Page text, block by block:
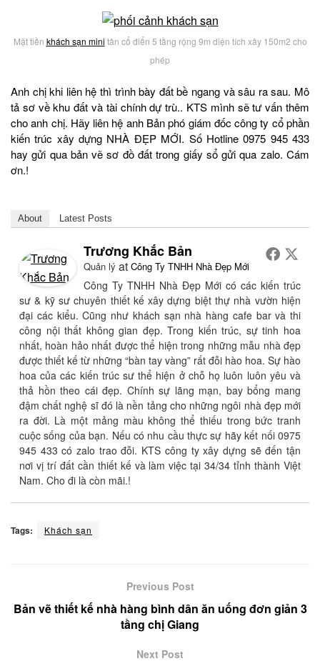
Mặt tiền khách sạn mini tân cổ điển 5 tầng rộng 9m diện tích xây 150m2 cho
phép
Anh chị khi liên hệ thì trình bày đất bề ngang và sâu ra sau. Mô
tả sơ về khu đất và tài chính dự trù.. KTS mình sẽ tư vấn thêm
cho anh chị. Hãy liên hệ anh Bản phó giám đốc công ty cổ phần
kiến trúc xây dựng NHÀ ĐẸP MỚI. Số Hotline 0975 945 433
hay gửi qua bản vẽ sơ đồ đất trong giấy sổ gửi qua zalo. Cám
ơn.!
About Latest Posts
Trương Khắc Bản
Quản lý at Công Ty TNHH Nhà Đẹp Mới
Công Ty TNHH Nhà Đẹp Mới có các kiến trúc
sư & kỹ sư chuyên thiết kế xây dựng biệt thự nhà vườn hiện
đại các kiểu. Cũng như khách sạn nhà hàng cafe bar và thi
công nội thất không gian đẹp. Trong kiến trúc, sự tinh hoa
nhất, hoàn hảo nhất được thể hiện trong những mẫu nhà đẹp
được thiết kế từ những “bàn tay vàng” rất đỗi hào hoa. Sự hào
hoa của các kiến trúc sư thể hiện ở chỗ họ luôn luôn yêu và
thả hồn theo cái đẹp. Chính sự lãng mạn, bay bổng mang
đậm chất nghệ sĩ đó là nền tảng cho những ngôi nhà đẹp mới
ra đời. Là một mảng màu không thể thiếu trong bức tranh
cuộc sống của bạn. Nếu có nhu cầu thực sự hãy kết nối 0975
945 433 có zalo trao đỗi. KTS công ty xây dựng sẽ đến tận
nơi vị trí đất cần thiết kế và làm việc tại 34/34 tỉnh thành Việt
Nam. Cho đi là còn mãi.!
Tags: Khách sạn
Previous Post
Bản vẽ thiết kế nhà hàng bình dân ăn uống đơn giản 3
tầng chị Giang
Next Post